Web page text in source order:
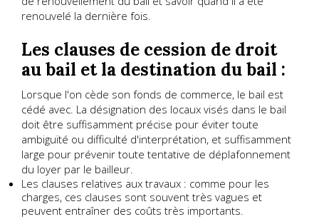
renouvelé la dernière fois.
Les clauses de cession de droit
au bail et la destination du bail :
Lorsque l'on cède son fonds de commerce, le bail est
cédé avec. La désignation des locaux visés dans le bail
doit être suffisamment précise pour éviter toute
ambiguïté ou difficulté d'interprétation, et suffisamment
large pour prévenir toute tentative de déplafonnement
du loyer par le bailleur.
Les clauses relatives aux travaux : comme pour les
charges, ces clauses sont souvent très vagues et
peuvent entraîner des coûts très importants.